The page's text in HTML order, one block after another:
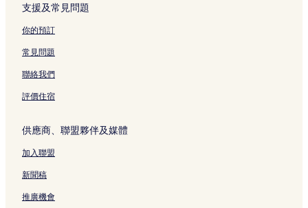
支援及常見問題
你的預訂
常見問題
聯絡我們
評價住宿
供應商、聯盟夥伴及媒體
加入聯盟
新聞稿
推廣機會